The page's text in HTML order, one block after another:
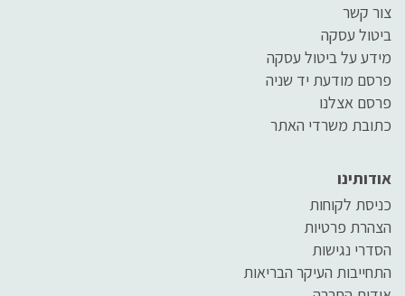
צור קשר
ביטול עסקה
מידע על ביטול עסקה
פרסם מודעת יד שניה
פרסם אצלנו
כתובת משרדי האתר
אודותינו
כניסת לקוחות
הצהרת פרטיות
הסדרי נגישות
התחייבות העיקר הבריאות